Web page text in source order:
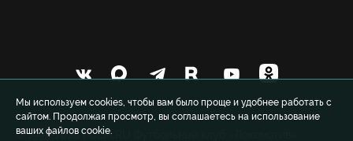
Мы используем cookies, чтобы вам было проще и удобнее работать с
сайтом. Продолжая просмотр, вы соглашаетесь на использование
ваших файлов cookie.
© 1999-2026 FCLM.RU Футбольный клуб «Локомотив»